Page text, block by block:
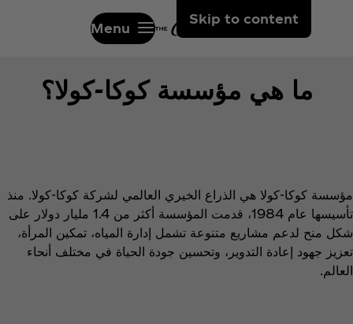
Skip to content
Menu
ما هي مؤسسة كوكا-كولا؟
مؤسسة كوكا-كولا هي الذراع الخيري العالمي لشركة كوكا-كولا. منذ
تأسيسها عام 1984، قدمت المؤسسة أكثر من 1.4 مليار دولار على
شكل منح لدعم مشاريع متنوعة تشمل إدارة المياه، تمكين المرأة،
تعزيز جهود إعادة التدوير، وتحسين جودة الحياة في مختلف أنحاء
العالم.